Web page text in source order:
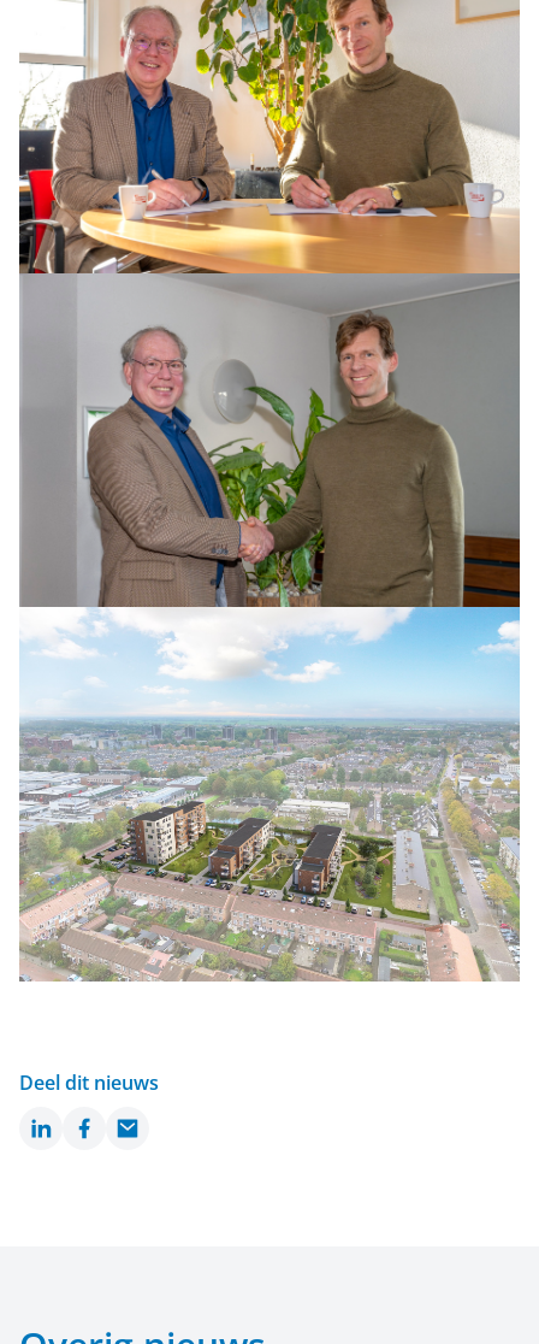
Deel dit nieuws
LinkedInFacebook
Email